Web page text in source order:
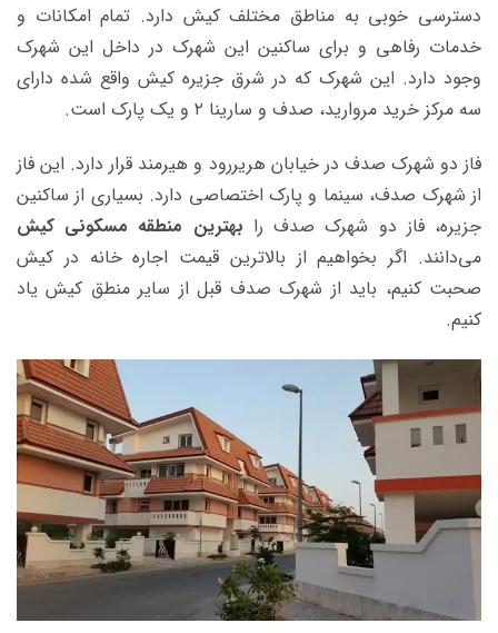
دسترسی خوبی به مناطق مختلف کیش دارد. تمام امکانات و
خدمات رفاهی و برای ساکنین این شهرک در داخل این شهرک
وجود دارد. این شهرک که در شرق جزیره کیش واقع شده دارای
سه مرکز خرید مروارید، صدف و سارینا ۲ و یک پارک است.
فاز دو شهرک صدف در خیابان هریررود و هیرمند قرار دارد. این فاز
از شهرک صدف، سینما و پارک اختصاصی دارد. بسیاری از ساکنین
جزیره، فاز دو شهرک صدف را بهترین منطقه مسکونی کیش
می‌دانند. اگر بخواهیم از بالاترین قیمت اجاره خانه در کیش
صحبت کنیم، باید از شهرک صدف قبل از سایر منطق کیش یاد
کنیم.